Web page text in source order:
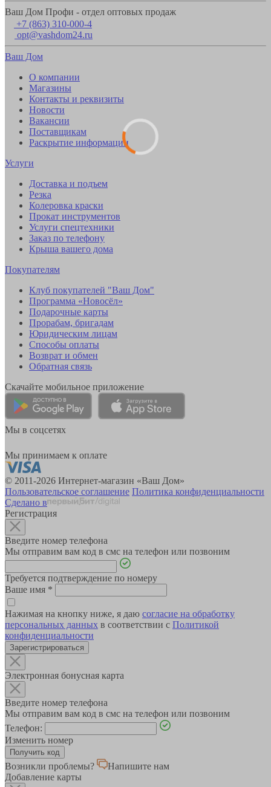
Ваш Дом Профи - отдел оптовых продаж
+7 (863) 310-000-4
opt@vashdom24.ru
Ваш Дом
О компании
Магазины
Контакты и реквизиты
Новости
Вакансии
Поставщикам
Раскрытие информации
Услуги
Доставка и подъем
Резка
Колеровка краски
Прокат инструментов
Услуги спецтехники
Заказ по телефону
Крыша вашего дома
Покупателям
Клуб покупателей "Ваш Дом"
Программа «Новосёл»
Подарочные карты
Прорабам, бригадам
Юридическим лицам
Способы оплаты
Возврат и обмен
Обратная связь
Скачайте мобильное приложение
Мы в соцсетях
Мы принимаем к оплате
© 2011-2026 Интернет-магазин «Ваш Дом»
Пользовательское соглашение Политика конфиденциальности
Сделано в
Регистрация
Введите номер телефона
Мы отправим вам код в смс на телефон или позвоним
Требуется подтверждение по номеру
Ваше имя *
Нажимая на кнопку ниже, я даю согласие на обработку
персональных данных в соответствии с Политикой
конфиденциальности
Зарегистрироваться
Электронная бонусная карта
Введите номер телефона
Мы отправим вам код в смс на телефон или позвоним
Телефон:
Изменить номер
Возникли проблемы?
Напишите нам
Добавление карты